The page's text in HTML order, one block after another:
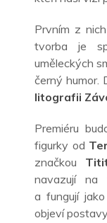
Prvním z
tvorba je
uměleckých
černý humor.
litografii
Premiéru
figurky od
značkou
navazují na
a fungují
objeví postavy